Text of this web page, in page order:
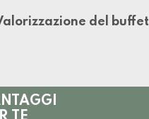
del buffet